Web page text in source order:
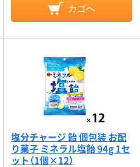
カゴへ
塩分チャージ 飴 個包装 お配
り菓子 ミネラル塩飴 94g 1セ
ット（1個×12）